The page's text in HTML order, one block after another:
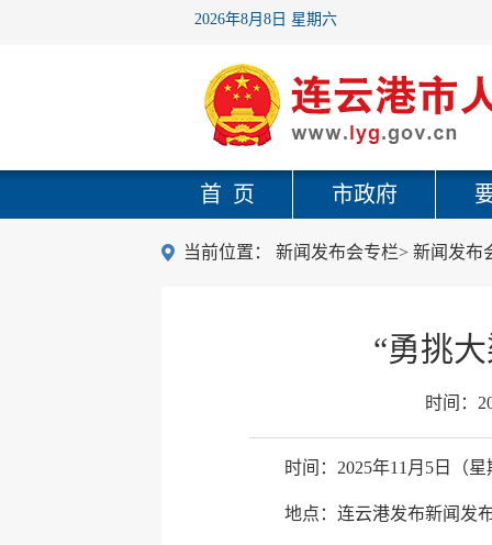
2026年8月8日 星期六
首 页 市政府
当前位置： 新闻发布会专栏> 新闻发布
“勇挑
时间：
时间：2025年11月5日（星
地点：连云港发布新闻发